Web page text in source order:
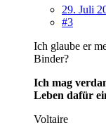
29. Juli
#3
Ich glaube er
Binder?
Ich mag
Leben dafür
Voltaire